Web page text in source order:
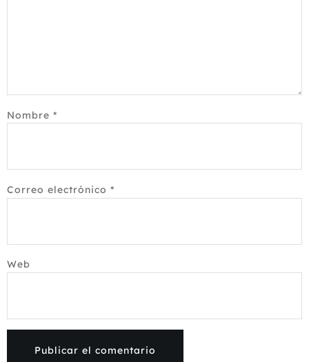
Nombre *
Correo electrónico *
Web